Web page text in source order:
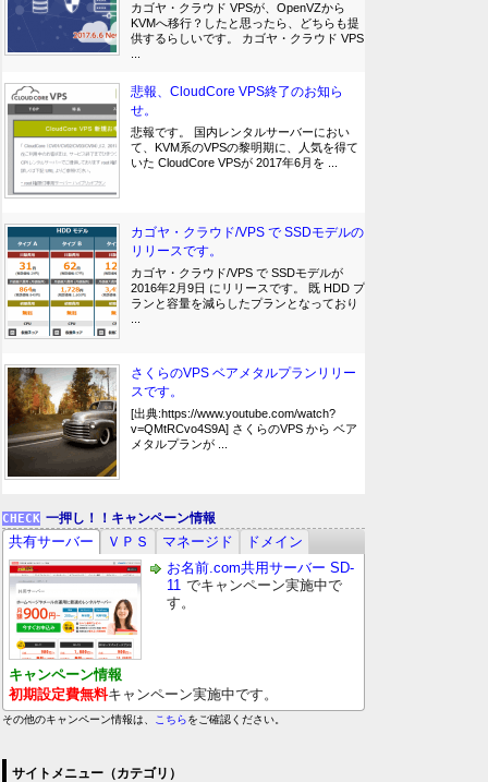
カゴヤ・クラウド VPSが、OpenVZから
KVMへ移行？したと思ったら、どちらも提
供するらしいです。 カゴヤ・クラウド VPS
悲報、CloudCore VPS終了のお知ら
せ。
悲報です。 国内レンタルサーバーにおい
て、KVM系のVPSの黎明期に、人気を得て
いた CloudCore VPSが 2017年6月を ...
カゴヤ・クラウド/VPS で SSDモデルの
リリースです。
カゴヤ・クラウド/VPS で SSDモデルが
2016年2月9日 にリリースです。 既 HDD プ
ランと容量を減らしたプランとなっており
さくらのVPS ベアメタルプランリリー
スです。
[出典:https://www.youtube.com/watch?
v=QMtRCvo4S9A] さくらのVPS から ベア
メタルプランが ...
一押し！！キャンペーン情報
共有サーバー ＶＰＳ マネージド
ドメイン
お名前.com共用サーバー SD-
11 でキャンペーン実施中で
す。
キャンペーン情報
初期設定費無料キャンペーン実施中です。
その他のキャンペーン情報は、 こちらをご確認ください。
サイトメニュー（カテゴリ）